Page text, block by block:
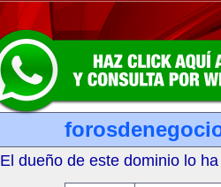
El dueño de este dominio lo